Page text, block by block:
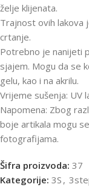
želje klijenata.
Trajnost ovih lakova
crtanje.
Potrebno je nanijeti
sjajem. Mogu da se
gelu, kao i na akrilu.
Vrijeme sušenja: UV
Napomena: Zbog
boje artikala mogu
fotografijama.
Šifra proizvoda: 37
Kategorije: 3S ,